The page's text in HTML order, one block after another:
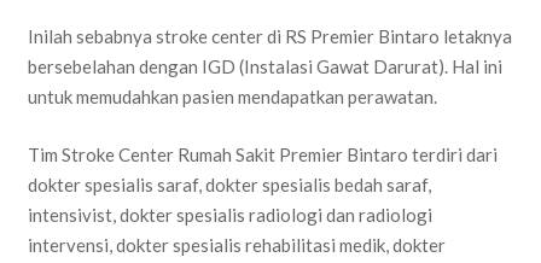
Inilah sebabnya stroke center di RS Premier Bintaro letaknya
bersebelahan dengan IGD (Instalasi Gawat Darurat). Hal ini
untuk memudahkan pasien mendapatkan perawatan.
Tim Stroke Center Rumah Sakit Premier Bintaro terdiri dari
dokter spesialis saraf, dokter spesialis bedah saraf,
intensivist, dokter spesialis radiologi dan radiologi
intervensi, dokter spesialis rehabilitasi medik, dokter